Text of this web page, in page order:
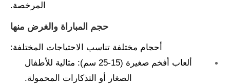
المرخصة.
حجم المباراة والغرض منها
أحجام مختلفة تناسب الاحتياجات المختلفة:
ألعاب أفخم صغيرة (15-25 سم): مثالية للأطفال
الصغار أو التذكارات المحمولة.